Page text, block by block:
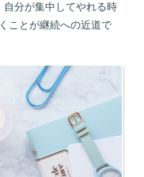
分が集中してやれる時
ことが継続への近道で